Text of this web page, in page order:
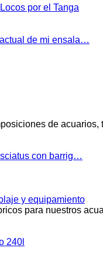
Locos por el Tanga
de mi ensala…
de
con barrig…
y equipamiento
para nuestros
240l